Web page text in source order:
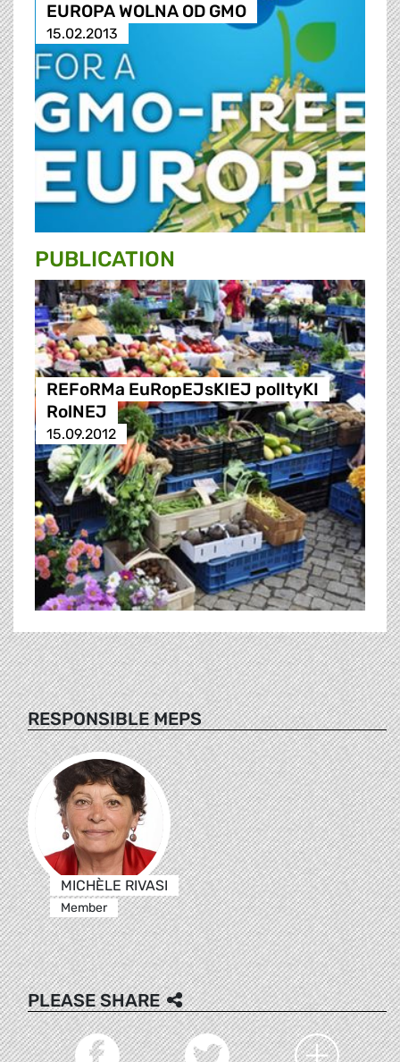
EUROPA WOLNA OD GMO
15.02.2013
PUBLICATION
REFoRMa EuRopEJsKIEJ polItyKI
RolNEJ
15.09.2012
RESPONSIBLE MEPS
MICHÈLE RIVASI
Member
PLEASE SHARE